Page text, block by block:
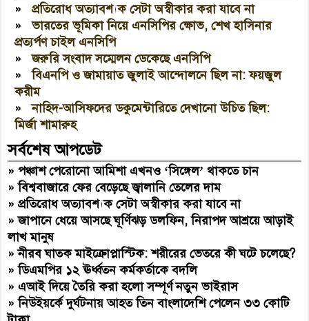
»প্রতিরোধ অত্যাবশ্যক সেটা অস্বীকার করা যাবে না
»ভারতের ভূমিকা নিয়ে এনসিপির ক্ষোভ, শেখ হাসিনার
প্রত্যর্পণ চাইল এনসিপি
»জরুরি সংবাদ সম্মেলন ডেকেছে এনসিপি
»বিএনপি ও জামায়াত জুলাই আন্দোলনে ছিল না: ফয়জুল
করীম
»নাহিদ-আসিফদের ডকুমেন্টারিতে দেখানো উচিত ছিল:
মির্জা শামারুহ
সর্বশেষ আপডেট
»পঞ্চাশ পেরোনো আমিশা এখনও ‘সিঙ্গেল’ থাকতে চান
»বিশ্ববাজারে ফের বেড়েছে জ্বালানি তেলের দাম
»প্রতিরোধ অত্যাবশ্যক সেটা অস্বীকার করা যাবে না
»জাপানে ধেয়ে আসছে ঘূর্ণিঝড় ডলফিন, নিরাপদ আশ্রয়ে আড়াই
লাখ মানুষ
»নীরব ঘাতক মাইক্রোপ্লাস্টিক: শরীরের ভেতরে কী ঘটে চলেছে?
»ডিএমপির ১২ ঊর্ধ্বতন কর্মকর্তাকে বদলি
»এআই দিয়ে তৈরি করা হলো সম্পূর্ণ নতুন ভাইরাস
»নিউইয়র্কে দুর্ঘটনায় আহত তিন বাংলাদেশি পেলেন ৩৩ কোটি